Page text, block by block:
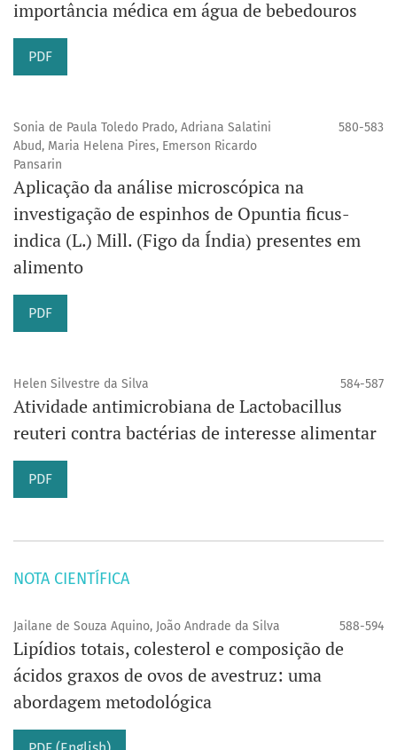
importância médica em água de bebedouros
PDF
Sonia de Paula Toledo Prado, Adriana Salatini
Abud, Maria Helena Pires, Emerson Ricardo
Pansarin
580-583
Aplicação da análise microscópica na
investigação de espinhos de Opuntia ficus-
indica (L.) Mill. (Figo da Índia) presentes em
alimento
PDF
Helen Silvestre da Silva 584-587
Atividade antimicrobiana de Lactobacillus
reuteri contra bactérias de interesse alimentar
PDF
NOTA CIENTÍFICA
Jailane de Souza Aquino, João Andrade da Silva 588-594
Lipídios totais, colesterol e composição de
ácidos graxos de ovos de avestruz: uma
abordagem metodológica